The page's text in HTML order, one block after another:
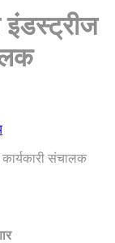
इंडस्ट्रीज